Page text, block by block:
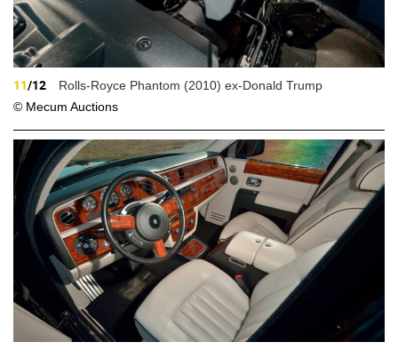
11/12
Rolls-Royce Phantom (2010) ex-Donald Trump
© Mecum Auctions